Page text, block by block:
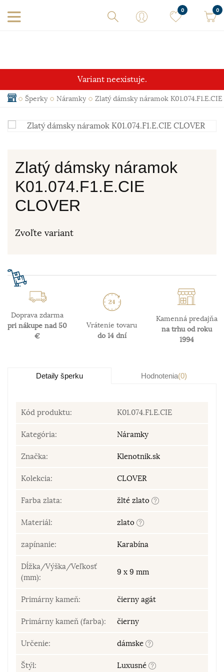
0 0
Variant neexistuje.
Šperky Náramky Zlatý dámsky náramok
Zlatý dámsky náramok
K01.074.F1.E.CIE
CLOVER
Zvoľte variant
Doprava zdarma
pri nákupe nad 50
€
Vrátenie tovaru
do 14 dní
Kamenná predajňa
na trhu od roku
1994
Detaily šperku Hodnotenia(0)
Kód produktu: K01.074.F1.E.CIE
Kategória: Náramky
Značka: Klenotnik.sk
Kolekcia: CLOVER
Farba zlata: žlté zlato
Materiál: zlato
zapínanie: Karabína
Dĺžka/Výška/Veľkosť
(mm):
9 x 9 mm
Primárny kameň: čierny agát
Primárny kameň (farba): čierny
Určenie: dámske
Štýl: Luxusné